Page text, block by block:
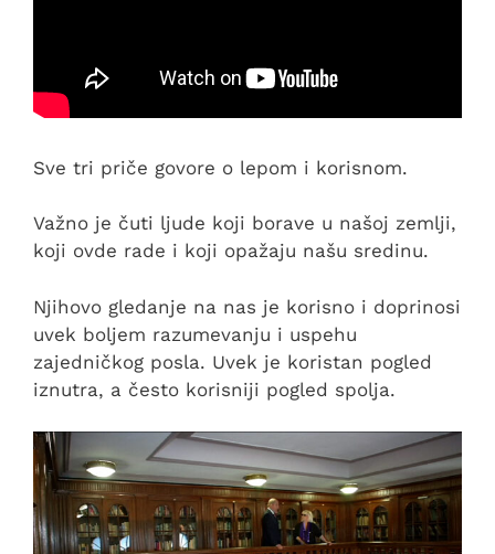
Sve tri priče govore o lepom i korisnom.
Važno je čuti ljude koji borave u našoj zemlji,
koji ovde rade i koji opažaju našu sredinu.
Njihovo gledanje na nas je korisno i doprinosi
uvek boljem razumevanju i uspehu
zajedničkog posla. Uvek je koristan pogled
iznutra, a često korisniji pogled spolja.